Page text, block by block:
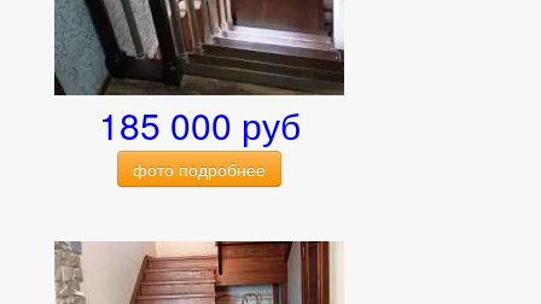
185 000 руб
фото подробнее